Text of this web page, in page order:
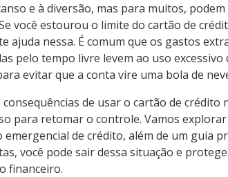
e à diversão, mas para muitos, podem
você estourou o limite do cartão de
ajuda nessa. É comum que os gastos
pelo tempo livre levem ao uso excessivo
evitar que a conta vire uma bola de
de usar o cartão de crédito
para retomar o controle. Vamos
de crédito, além de um guia
você pode sair dessa situação e
financeiro.